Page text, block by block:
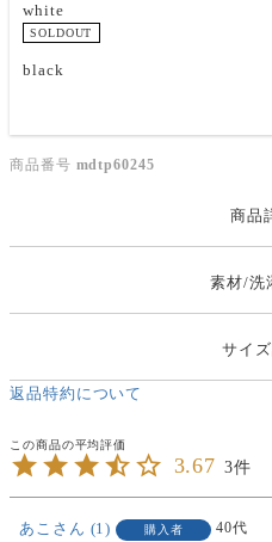
white
SOLDOUT
black
商品番号 mdtp60245
商品
素材/洗
サイ
返品特約について
3.67 3
あこ 1 購入者
40代